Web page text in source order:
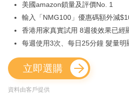
美國amazon鎖量及評價No. 1
輸入「NMG100」優惠碼額外減
香港用家真實試用 8週後效果已經
每週使用3次、每日25分鐘 髮量明
立即選購
資料由客戶提供